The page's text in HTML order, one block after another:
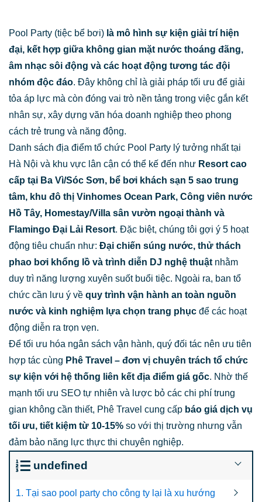
Pool Party (tiệc bể bơi) là mô hình sự kiện giải trí hiện
đại, kết hợp giữa không gian mặt nước thoáng đãng,
âm nhạc sôi động và các hoạt động tương tác đội
nhóm độc đáo. Đây không chỉ là giải pháp tối ưu để giải
tỏa áp lực mà còn đóng vai trò nền tảng trong việc gắn kết
nhân sự, xây dựng văn hóa doanh nghiệp theo phong
cách trẻ trung và năng động.
Danh sách địa điểm tổ chức Pool Party lý tưởng nhất tại
Hà Nội và khu vực lân cận có thể kế đến như Resort cao
cấp tại Ba Vì/Sóc Sơn, bể bơi khách sạn 5 sao trung
tâm, khu đô thị Vinhomes Ocean Park, Công viên nước
Hồ Tây, Homestay/Villa sân vườn ngoại thành và
Flamingo Đại Lải Resort. Đặc biệt, chúng tôi gợi ý 5 hoạt
động tiêu chuẩn như: Đại chiến súng nước, thử thách
phao bơi khổng lồ và trình diễn DJ nghệ thuật nhằm
duy trì năng lượng xuyên suốt buổi tiệc. Ngoài ra, ban tổ
chức cần lưu ý về quy trình vận hành an toàn nguồn
nước và kinh nghiệm lựa chọn trang phục để các hoạt
động diễn ra trọn vẹn.
Để tối ưu hóa ngân sách vận hành, quý đối tác nên ưu tiên
hợp tác cùng Phê Travel – đơn vị chuyên trách tổ chức
sự kiện với hệ thống liên kết địa điểm giá gốc. Nhờ thế
mạnh tối ưu SEO tự nhiên và lược bỏ các chi phí trung
gian không cần thiết, Phê Travel cung cấp báo giá dịch vụ
tối ưu, tiết kiệm từ 10-15% so với thị trường nhưng vẫn
đảm bảo năng lực thực thi chuyên nghiệp.
undefined
1. Tại sao pool party cho công ty lại là xu hướng